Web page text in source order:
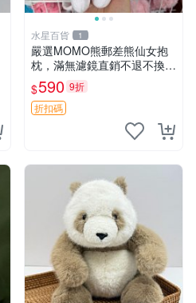
水星百貨 1
嚴選MOMO熊郵差熊仙女抱
枕，滿無濾鏡直銷不退不換
經典造型可愛必備 紅薯啵啵
間抱枕 抱枕 時尚
$590 9折
折扣碼